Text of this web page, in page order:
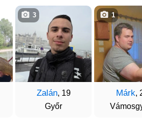
Zalán, 19
Győr
3
Márk,
1